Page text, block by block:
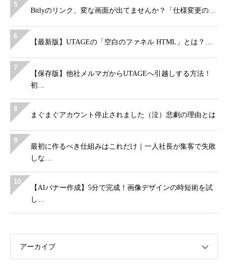
5
Bitlyのリンク、変な画面が出てませんか？「仕様変更の…
6
【最新版】UTAGEの「空白のファネル HTML」とは？…
7
【保存版】他社メルマガからUTAGEへ引越しする方法！
初…
8
まぐまぐアカウント停止されました（泣）悲劇の理由とは
9
最初に作るべき仕組みはこれだけ｜一人社長が集客で失敗
しな…
10
【AIバナー作成】5分で完成！画像デザインの時短術を試
し…
アーカイブ